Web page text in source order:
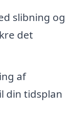
slibning og
det
af
din tidsplan